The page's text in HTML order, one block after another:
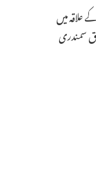
علاقہ میں
سمندری